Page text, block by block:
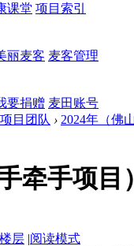
课堂 项目索引
丽麦客 麦客管理
要捐赠 麦田账号
目团队 › 2024年（佛
牵手项
层 |阅读模式